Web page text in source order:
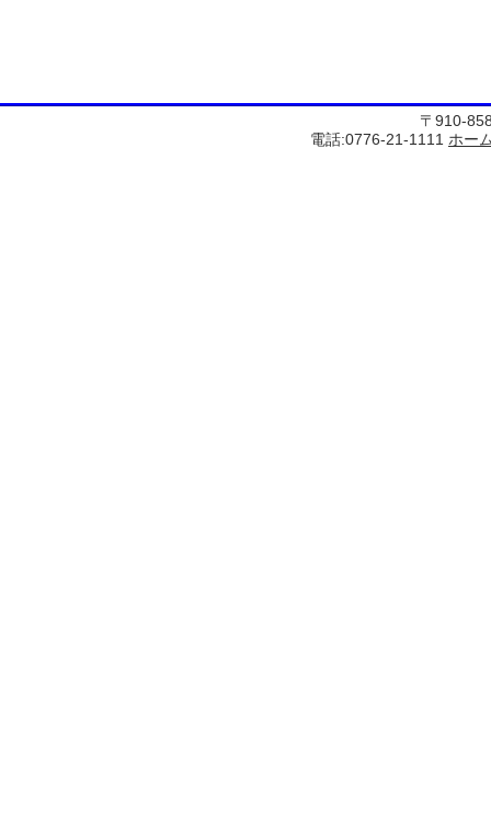
〒910-
電話:0776-21-1111 ホー